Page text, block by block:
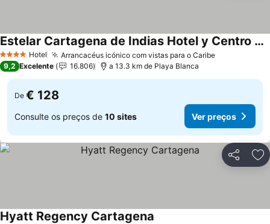
4 EstrelasHotel Arrancacéus icónico com vistas para o Caribe
Estelar Cartagena de Indias Hotel y Centro de Convenciones
9,2 Excelente 16.806 a 13.3 km de Playa Blanca
De € 128
Consulte os preços de 10 sites Ver preços
Partilhar
Hyatt Regency Cartagena